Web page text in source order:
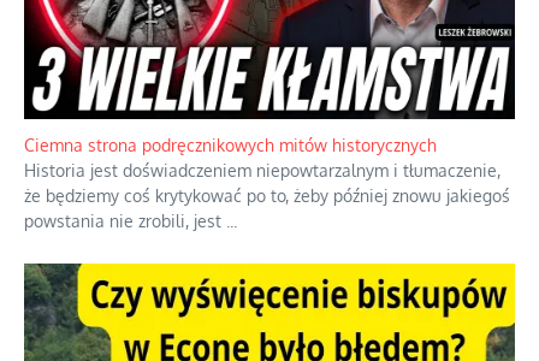
Ciemna strona podręcznikowych mitów historycznych
Historia jest doświadczeniem niepowtarzalnym i tłumaczenie,
że będziemy coś krytykować po to, żeby później znowu jakiegoś
powstania nie zrobili, jest